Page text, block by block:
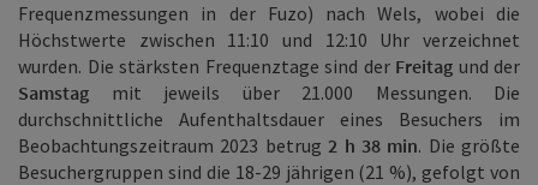
Frequenzmessungen in der Fuzo) nach Wels, wobei die
Höchstwerte zwischen 11:10 und 12:10 Uhr verzeichnet
wurden. Die stärksten Frequenztage sind der Freitag und der
Samstag mit jeweils über 21.000 Messungen. Die
durchschnittliche Aufenthaltsdauer eines Besuchers im
Beobachtungszeitraum 2023 betrug2 h 38 min. Die größte
Besuchergruppen sind die 18-29 jährigen (21 %), gefolgt von